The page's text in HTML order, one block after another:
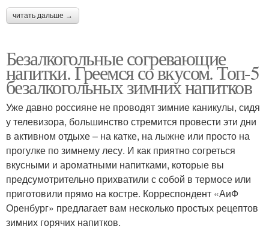
читать дальше →
Безалкогольные согревающие
напитки. Греемся со вкусом. Топ-5
безалкогольных зимних напитков
Уже давно россияне не проводят зимние каникулы, сидя
у телевизора, большинство стремится провести эти дни
в активном отдыхе – на катке, на лыжне или просто на
прогулке по зимнему лесу. И как приятно согреться
вкусными и ароматными напитками, которые вы
предсумотрительно прихватили с собой в термосе или
приготовили прямо на костре. Корреспондент «АиФ
Оренбург» предлагает вам несколько простых рецептов
зимних горячих напитков.